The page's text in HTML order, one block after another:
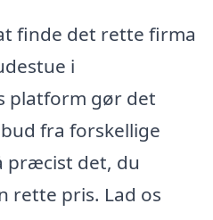
finde det rette firma
i
platform gør det
fra forskellige
præcist det, du
rette pris. Lad os